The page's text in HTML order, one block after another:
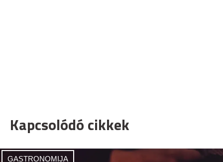
Kapcsolódó cikkek
GASTRONOMIJA